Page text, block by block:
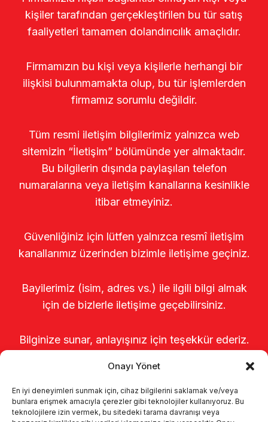
Onayı Yönet
En iyi deneyimleri sunmak için, cihaz bilgilerini saklamak ve/veya
bunlara erişmek amacıyla çerezler gibi teknolojiler kullanıyoruz. Bu
teknolojilere izin vermek, bu sitedeki tarama davranışı veya
kişiler tarafından gerçekleştirilen bu tür satış
faaliyetleri tamamen dolandırıcılık amaçlıdır.
Firmamızın bu kişi veya kişilerle herhangi bir
ilişkisi bulunmamakta olup, bu tür işlemlerden
firmamız sorumlu değildir.
Tüm resmi iletişim bilgilerimiz yalnızca web
sitemizin “İletişim” bölümünde yer almaktadır.
Bu bilgilerin dışında paylaşılan telefon
numaralarına veya iletişim kanallarına kesinlikle
itibar etmeyiniz.
Güvenliğiniz için lütfen yalnızca resmî iletişim
kanallarımız üzerinden bizimle iletişime geçiniz.
Bayilerimiz (isim, adres vs.) ile ilgili bilgi almak
için de bizlerle iletişime geçebilirsiniz.
Bilginize sunar, anlayışınız için teşekkür ederiz.